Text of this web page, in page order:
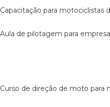
capacitação para motociclistas
aula de pilotagem para
curso de direção de moto para